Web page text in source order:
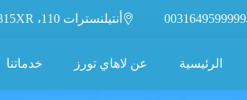
0031649599999 أنتيلنسترات 110، 2315XR، ليدن، هولندا
الرئيسية عن لاهاي تورز خدماتنا